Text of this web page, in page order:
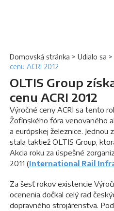
Domovská stránka > Udialo sa >
cenu ACRI 2012
OLTIS Group
cenu ACRI 2012
Výročné ceny ACRI sa tento
Žofínského fóra venovaného
a európskej železnice. Jednou
stala taktiež OLTIS Group,
Akcia roku za úspešné
2011 (International Rail
Za šesť rokov existencie
ocenenia dočkal celý rad
dopravného strojárenstva.